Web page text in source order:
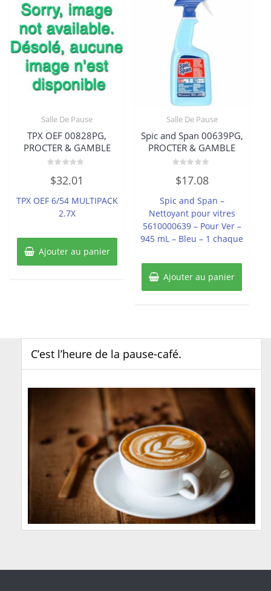
Salle De Pause
TPX OEF 00828PG,
PROCTER & GAMBLE
0
sur
$32.01
TPX OEF 6/54 MULTIPACK
2.7X
Ajouter au panier
Salle De Pause
Spic and Span 00639PG,
PROCTER & GAMBLE
0
sur
$17.08
Spic and Span –
Nettoyant pour vitres
5610000639 – Pour Ver –
945 mL – Bleu – 1 chaque
Ajouter au panier
C’est l’heure de la pause-café.